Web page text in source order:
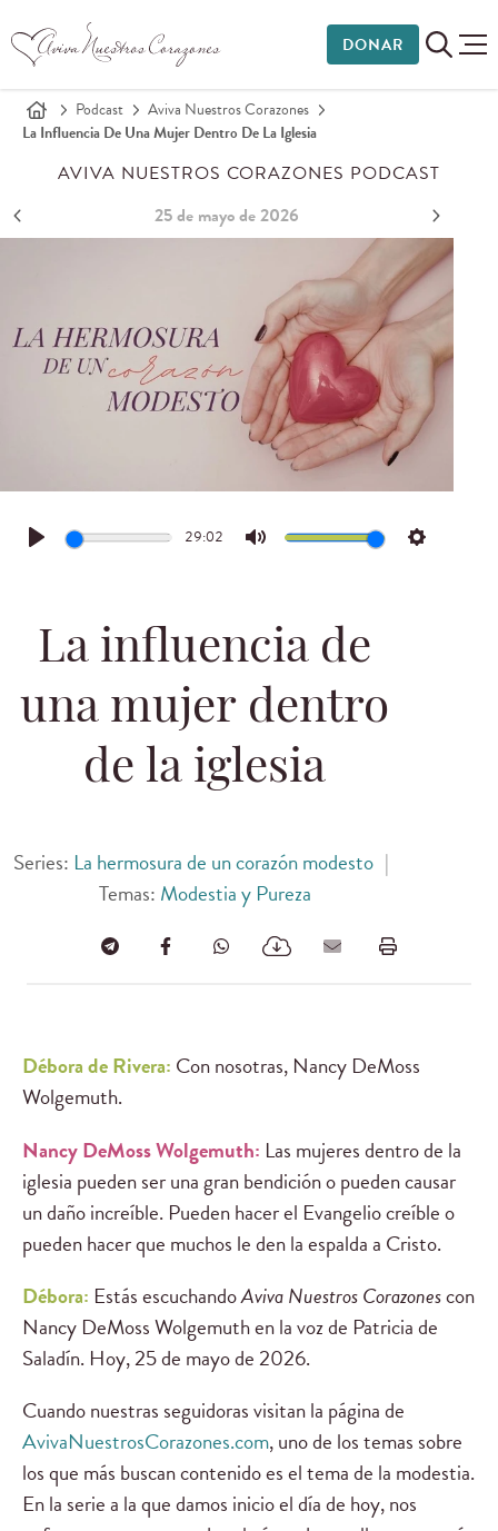
DONAR
Podcast
Aviva Nuestros Corazones
La Influencia De Una Mujer Dentro De La Iglesia
AVIVA NUESTROS CORAZONES PODCAST
25 de mayo de 2026
Play
29:02
Mute Settings
La influencia de
una mujer dentro
de la iglesia
Series: La hermosura de un corazón modesto |
Temas: Modestia y Pureza
Débora de Rivera: Con nosotras, Nancy DeMoss
Wolgemuth.
Nancy DeMoss Wolgemuth: Las mujeres dentro de la
iglesia pueden ser una gran bendición o pueden causar
un daño increíble. Pueden hacer el Evangelio creíble o
pueden hacer que muchos le den la espalda a Cristo.
Débora: Estás escuchandoAviva Nuestros Corazonescon
Nancy DeMoss Wolgemuth en la voz de Patricia de
Saladín. Hoy, 25 de mayo de 2026.
Cuando nuestras seguidoras visitan la página de
AvivaNuestrosCorazones.com, uno de los temas sobre
los que más buscan contenido es el tema de la modestia.
En la serie a la que damos inicio el día de hoy, nos